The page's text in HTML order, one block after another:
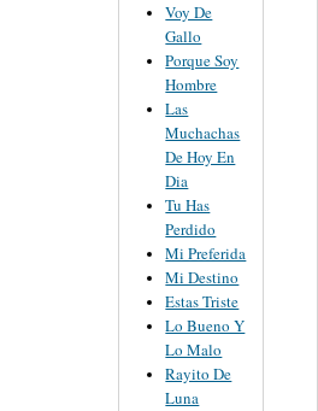
Voy De
Gallo
Porque Soy
Hombre
Las
Muchachas
De Hoy En
Dia
Tu Has
Perdido
Mi Preferida
Mi Destino
Estas Triste
Lo Bueno Y
Lo Malo
Rayito De
Luna